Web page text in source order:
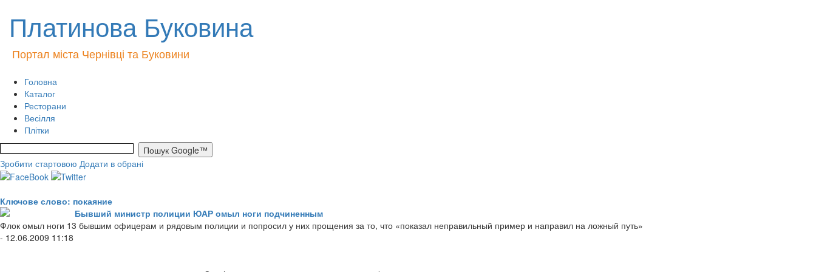
Платинова Буковина
Портал міста Чернівці та Буковини
Головна
Каталог
Ресторани
Весілля
Плітки
Зробити стартовою Додати в обрані
Ключове слово: покаяние
Бывший министр полиции ЮАР омыл ноги подчиненным
Флок омыл ноги 13 бывшим офицерам и рядовым полиции и попросил у них прощения за то, что «показал неправильный пример и направил на ложный путь»
- 12.06.2009 11:18